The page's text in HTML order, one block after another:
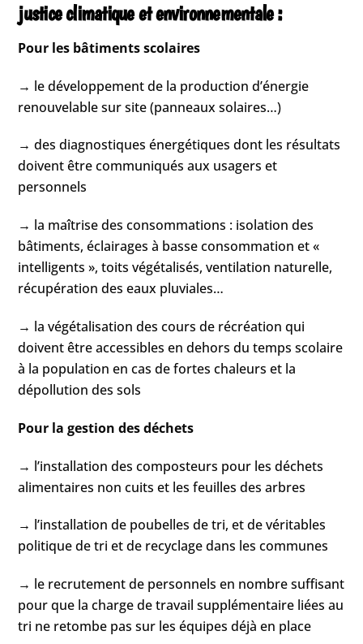
justice climatique et environnementale :
Pour les bâtiments scolaires
→ le développement de la production d’énergie
renouvelable sur site (panneaux solaires…)
→ des diagnostiques énergétiques dont les résultats
doivent être communiqués aux usagers et
personnels
→ la maîtrise des consommations : isolation des
bâtiments, éclairages à basse consommation et «
intelligents », toits végétalisés, ventilation naturelle,
récupération des eaux pluviales…
→ la végétalisation des cours de récréation qui
doivent être accessibles en dehors du temps scolaire
à la population en cas de fortes chaleurs et la
dépollution des sols
Pour la gestion des déchets
→ l’installation des composteurs pour les déchets
alimentaires non cuits et les feuilles des arbres
→ l’installation de poubelles de tri, et de véritables
politique de tri et de recyclage dans les communes
→ le recrutement de personnels en nombre suffisant
pour que la charge de travail supplémentaire liées au
tri ne retombe pas sur les équipes déjà en place